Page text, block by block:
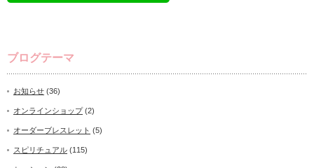
ブログテーマ
お知らせ (36)
オンラインショップ(2)
オーダーブレスレット (5)
スピリチュアル (115)